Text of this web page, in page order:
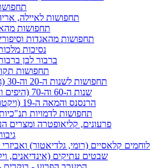
תחפושות לאיילה,
תחפושות
תחפושות מהאגדות
נסיכות
ברבור לבן
תחפושות
תחפושות לשנות ה-20 וה-30 (גטסבי)
שנות ה-60 וה-70 (היפים ודיסקו)
הרנסנס והמאה ה-19 (ויקטוריאני)
תחפושות לדמויות
פרעונים, קליאופטרה ומצרים
לוחמים קלאסיים (רומי, גלדיאטור)
שבטים עתיקים (אינדיאנים,